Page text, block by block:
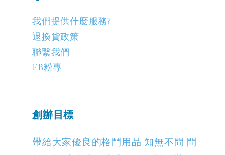
我們提供什麼服務?
退換貨政策
聯繫我們
FB粉專
創辦目標
帶給大家優良的格鬥用品 知無不問 問